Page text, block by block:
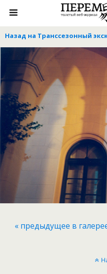
Назад на Транссезонный
« предыдущее в